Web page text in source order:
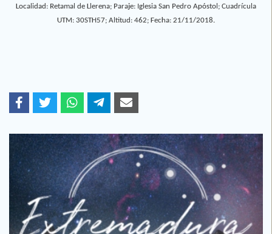
Localidad: Retamal de Llerena; Paraje: Iglesia San Pedro Apóstol; Cuadrícula
UTM: 30STH57; Altitud: 462; Fecha: 21/11/2018.